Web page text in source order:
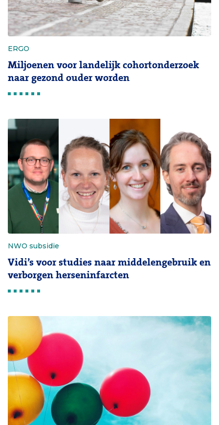
ERGO
Miljoenen voor landelijk cohortonderzoek
naar gezond ouder worden
NWO subsidie
Vidi’s voor studies naar middelengebruik en
verborgen herseninfarcten